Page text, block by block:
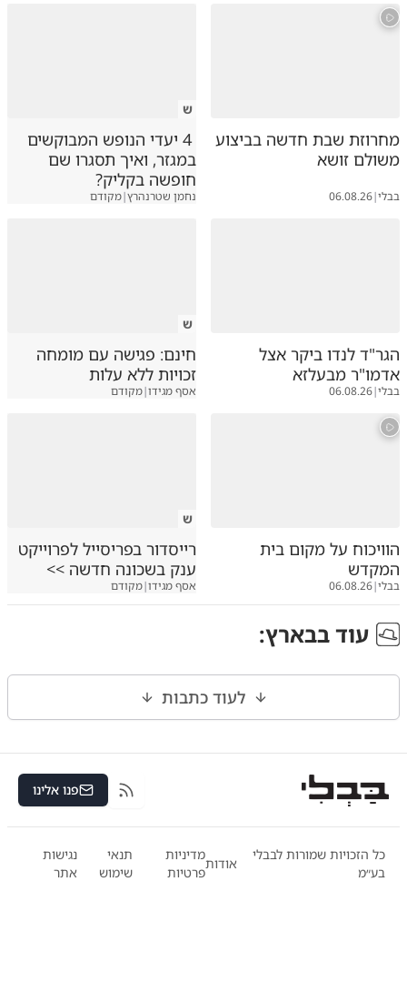
מחרוזת שבת חדשה בביצוע
משולם זושא
בבלי|
06.08.26
ש
4 יעדי הנופש המבוקשים
במגזר, ואיך תסגרו שם
חופשה בקליק?
נחמן שטרנהרץ|מקודם
הגר"ד לנדו ביקר אצל
אדמו"ר מבעלזא
בבלי|
06.08.26
ש
חינם: פגישה עם מומחה
זכויות ללא עלות
אסף מגידו|מקודם
הוויכוח על מקום בית
המקדש
בבלי|
06.08.26
ש
רייסדור בפריסייל לפרוייקט
ענק בשכונה חדשה >>
אסף מגידו|מקודם
עוד בבארץ:
לעוד כתבות
RSS פנו אלינו
כל הזכויות שמורות לבבלי
בע״מ
אודות
מדיניות
פרטיות
תנאי
שימוש
נגישות
אתר